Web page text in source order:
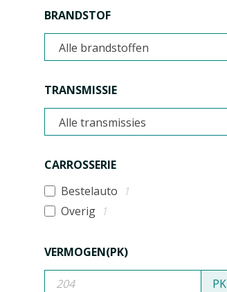
BRANDSTOF
TRANSMISSIE
CARROSSERIE
Bestelauto 1
Overig 1
VERMOGEN(PK)
PK